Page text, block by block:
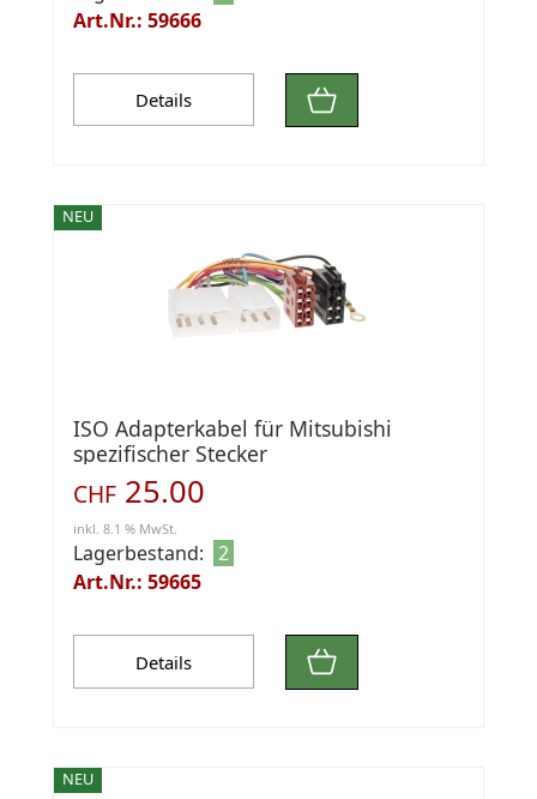
Art.Nr.: 59666
Details
NEU
ISO Adapterkabel für Mitsubishi
spezifischer Stecker
CHF 25.00
inkl. 8.1 % MwSt.
Lagerbestand: 2
Art.Nr.: 59665
Details
NEU